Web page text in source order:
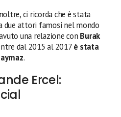
ci ricorda che è stata
due attori famosi nel mondo
una relazione con Burak
dal 2015 al 2017è stata
.
Ercel: